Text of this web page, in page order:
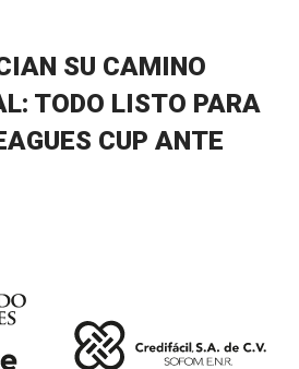
SU CAMINO
TODO LISTO PARA
CUP ANTE